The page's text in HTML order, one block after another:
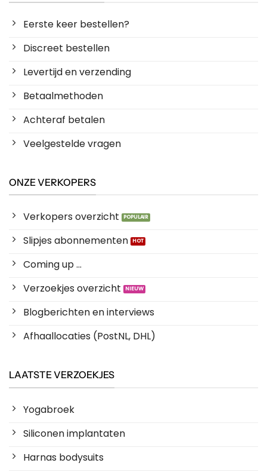
Eerste keer bestellen?
Discreet bestellen
Levertijd en verzending
Betaalmethoden
Achteraf betalen
Veelgestelde vragen
ONZE VERKOPERS
Verkopers overzicht
Slipjes abonnementen
Coming up ...
Verzoekjes overzicht
Blogberichten en interviews
Afhaallocaties (PostNL, DHL)
LAATSTE VERZOEKJES
Yogabroek
Siliconen implantaten
Harnas bodysuits